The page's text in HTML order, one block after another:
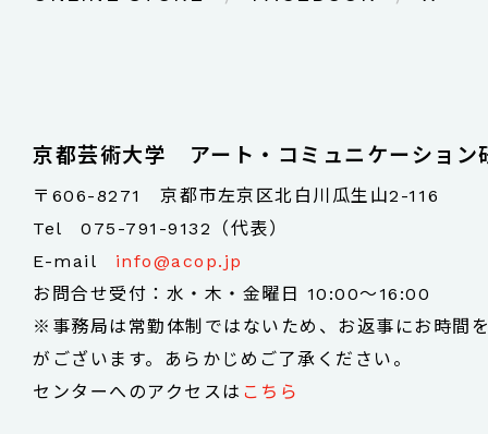
京都芸術大学 アート・コミュニケーション
〒606-8271 京都市左京区北白川瓜生山2-116
Tel075-791-9132（代表）
E-mail info@acop.jp
お問合せ受付：水・木・金曜日 10:00～16:00
※事務局は常勤体制ではないため、お返事にお時間
がございます。あらかじめご了承ください。
センターへのアクセスは こちら